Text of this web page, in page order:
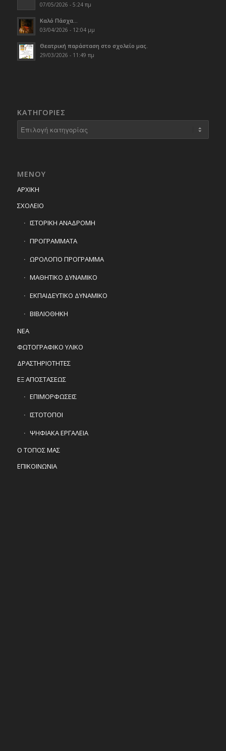
07/05/2026 - 5:24 πμ
Καλό Πάσχα…
03/04/2026 - 12:04 μμ
Θεατρική παράσταση στο σχολείο μας.
29/03/2026 - 11:49 πμ
KΑΤΗΓΟΡΊΕΣ
ΜΕΝΟΥ
ΑΡΧΙΚΗ
ΣΧΟΛΕΙΟ
ΙΣΤΟΡΙΚΗ ΑΝΑΔΡΟΜΗ
ΠΡΟΓΡΑΜΜΑΤΑ
ΩΡΟΛΟΓΙΟ ΠΡΟΓΡΑΜΜΑ
ΜΑΘΗΤΙΚΟ ΔΥΝΑΜΙΚΟ
ΕΚΠΑΙΔΕΥΤΙΚΟ ΔΥΝΑΜΙΚΟ
ΒΙΒΛΙΟΘΗΚΗ
ΝΕΑ
ΦΩΤΟΓΡΑΦΙΚΟ ΥΛΙΚΟ
ΔΡΑΣΤΗΡΙΟΤΗΤΕΣ
ΕΞ ΑΠΟΣΤΑΣΕΩΣ
ΕΠΙΜΟΡΦΩΣΕΙΣ
ΙΣΤΟΤΟΠΟΙ
ΨΗΦΙΑΚΑ ΕΡΓΑΛΕΙΑ
Ο ΤΟΠΟΣ ΜΑΣ
ΕΠΙΚΟΙΝΩΝΙΑ